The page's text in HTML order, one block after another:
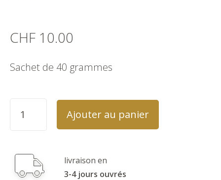
CHF 10.00
Sachet de 40 grammes
Ajouter au panier
livraison en
3-4 jours ouvrés